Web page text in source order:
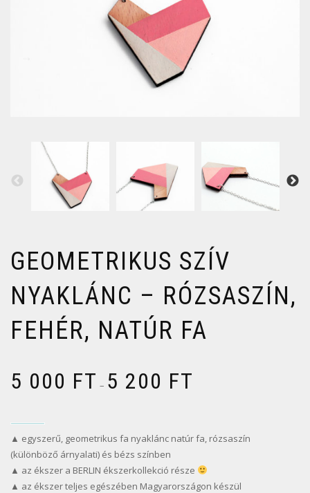
GEOMETRIKUS SZÍV
NYAKLÁNC – RÓZSASZÍN,
FEHÉR, NATÚR FA
5 000 FT – 5 200 FT
▲ egyszerű, geometrikus fa nyaklánc natúr fa, rózsaszín
(különböző árnyalati) és bézs színben
▲ az ékszer a BERLIN ékszerkollekció része
▲ az ékszer teljes egészében Magyarországon készül